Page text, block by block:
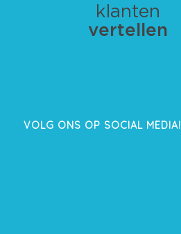
VOLG ONS OP SOCIAL MEDIA!